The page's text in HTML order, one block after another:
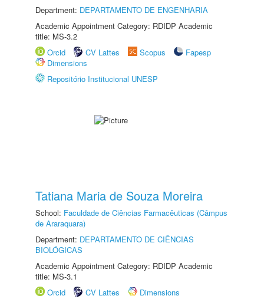
Department: DEPARTAMENTO DE ENGENHARIA
Academic Appointment Category: RDIDP Academic
title: MS-3.2
Orcid
CV Lattes Scopus
Fapesp
Dimensions
Repositório Institucional UNESP
Tatiana Maria de Souza Moreira
School: Faculdade de Ciências Farmacêuticas (Câmpus
de Araraquara)
Department: DEPARTAMENTO DE CIÊNCIAS
BIOLÓGICAS
Academic Appointment Category: RDIDP Academic
title: MS-3.1
Orcid
CV Lattes
Dimensions